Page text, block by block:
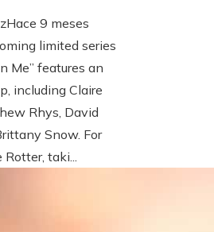
Hace 9 meses
limited series
Me” features an
including Claire
Rhys, David
Snow. For
taki...